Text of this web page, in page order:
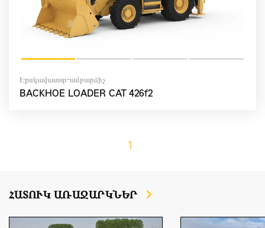
Էքսկավատոր-ամբարձիչ
BACKHOE LOADER CAT 426f2
1
ՀԱՏՈՒԿ ԱՌԱՋԱՐԿՆԵՐ